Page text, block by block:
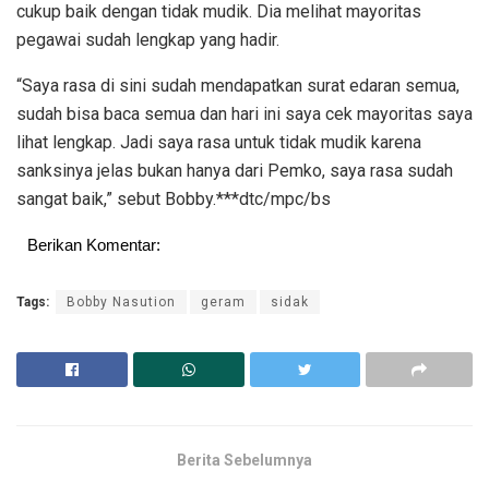
cukup baik dengan tidak mudik. Dia melihat mayoritas
pegawai sudah lengkap yang hadir.
“Saya rasa di sini sudah mendapatkan surat edaran semua,
sudah bisa baca semua dan hari ini saya cek mayoritas saya
lihat lengkap. Jadi saya rasa untuk tidak mudik karena
sanksinya jelas bukan hanya dari Pemko, saya rasa sudah
sangat baik,” sebut Bobby.***dtc/mpc/bs
Berikan Komentar:
Tags: Bobby Nasution geram sidak
Berita Sebelumnya